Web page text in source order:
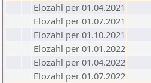
Elozahl per 01.04.2021
Elozahl per 01.07.2021
Elozahl per 01.10.2021
Elozahl per 01.01.2022
Elozahl per 01.04.2022
Elozahl per 01.07.2022